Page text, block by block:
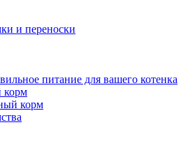
и переноски
питание для вашего котенка
корм
корм